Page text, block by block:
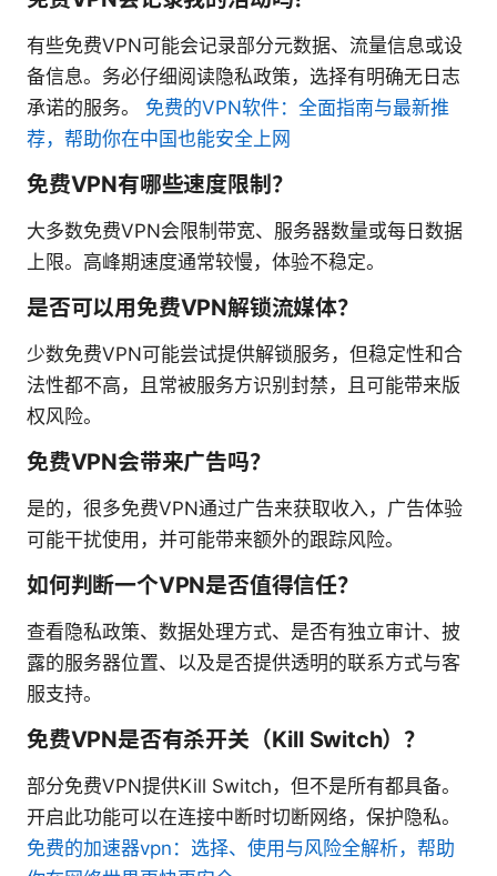
有些免费VPN可能会记录部分元数据、流量信息或设
备信息。务必仔细阅读隐私政策，选择有明确无日志
承诺的服务。 免费的VPN软件：全面指南与最新推
荐，帮助你在中国也能安全上网
免费VPN有哪些速度限制？
大多数免费VPN会限制带宽、服务器数量或每日数据
上限。高峰期速度通常较慢，体验不稳定。
是否可以用免费VPN解锁流媒体？
少数免费VPN可能尝试提供解锁服务，但稳定性和合
法性都不高，且常被服务方识别封禁，且可能带来版
权风险。
免费VPN会带来广告吗？
是的，很多免费VPN通过广告来获取收入，广告体验
可能干扰使用，并可能带来额外的跟踪风险。
如何判断一个VPN是否值得信任？
查看隐私政策、数据处理方式、是否有独立审计、披
露的服务器位置、以及是否提供透明的联系方式与客
服支持。
免费VPN是否有杀开关（Kill Switch）？
部分免费VPN提供Kill Switch，但不是所有都具备。
开启此功能可以在连接中断时切断网络，保护隐私。
免费的加速器vpn：选择、使用与风险全解析，帮助